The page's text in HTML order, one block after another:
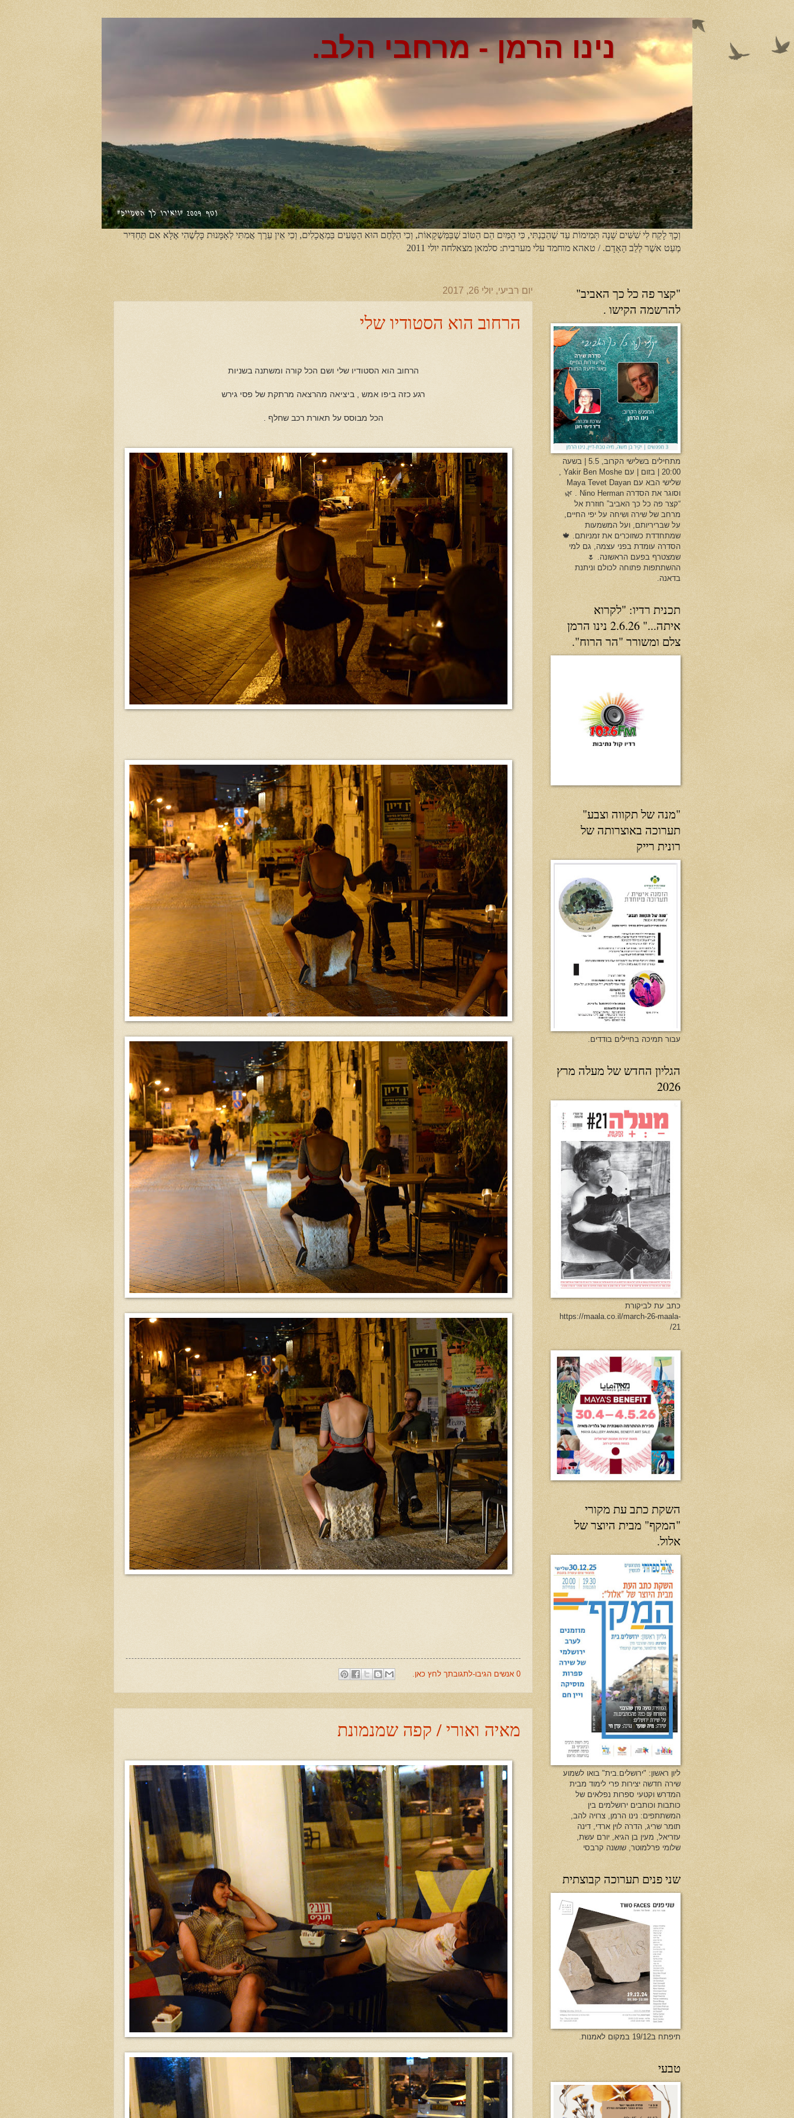
נינו הרמן - מרחבי הלב.
וְכָךְ לָקַח לִי שִׁשִּׁים שָׁנָה תְּמִימוֹת עַד שֶׁהֵבַנְתִּי, כִּי הַמַּיִם הֵם הַטּוֹב שֶׁבַּמַּשְׁקָאוֹת, וְכִי הַלֶּחֶם הוּא הַטָּעִים בַּמַאֲכָלִים, וְכִי אֵין עֵרֶך אֲמִתִּי לְאָמָּנוּת כָּלְשֶׁהִי אֶלָּא אִם תַּחְדִּיר
מְעַט אשֶׁר לְלֵב הָאָדָם. / טאהא מוחמד עלי מערבית: סלמאן מצאלחה יולי 2011
יום רביעי, יולי 26, 2017
הרחוב הוא הסטודיו שלי
הרחוב הוא הסטודיו שלי ושם הכל קורה ומשתנה בשניות
רגע כזה ביפו אמש , ביציאה מהרצאה מרתקת של פסי גירש
הכל מבוסס על תאורת רכב שחלף .
0 אנשים הגיבו-לתגובתך לחץ כאן.
מאיה ואורי / קפה שמנמונת
"קצר פה כל כך האביב"
להרשמה הקישו .
מתחילים בשלישי הקרוב, 5.5 | בשעה
20:00 | בזום | עם Yakir Ben Moshe ,
שלישי הבא עם Maya Tevet Dayan
וסוגר את הסדרה Nino Herman . 🌿
“קצר פה כל כך האביב” חוזרת אל
מרחב של שירה ושיחה על יפי החיים,
על שבריריותם, ועל המשמעות
שמתחדדת כשזוכרים את זמניותם. 🍁
הסדרה עומדת בפני עצמה, גם למי
שמצטרף בפעם הראשונה. 🌷
ההשתתפות פתוחה לכולם וניתנת
בדאנה.
תכנית רדיו: "לקרוא
איתה..." 2.6.26 נינו הרמן
צלם ומשורר "הר הרוח".
"מנה של תקווה וצבע"
תערוכה באוצרותה של
רונית רייק
עבור תמיכה בחיילים בודדים.
הגליון החדש של מעלה מרץ
2026
כתב עת לביקורת
https://maala.co.il/march-26-maala-
21/
השקת כתב עת מקורי
"המקף" מבית היוצר של
אלול.
ליון ראשון: "ירושלים.בית" בואו לשמוע
שירה חדשה יצירות פרי לימוד מבית
המדרש וקטעי ספרות נפלאים של
כותבות וכותבים ירושלמים בין
המשתתפים: נינו הרמן, צרויה להב,
תומר שריג, הדרה לוין ארדי, דינה
עזריאל, מעין בן הגיא, יורם עשת,
שלומי פרלמוטר, שושנה קרבסי
שני פנים תערוכה קבוצתית
תיפתח ב19/12 במקום לאמנות.
טבעי